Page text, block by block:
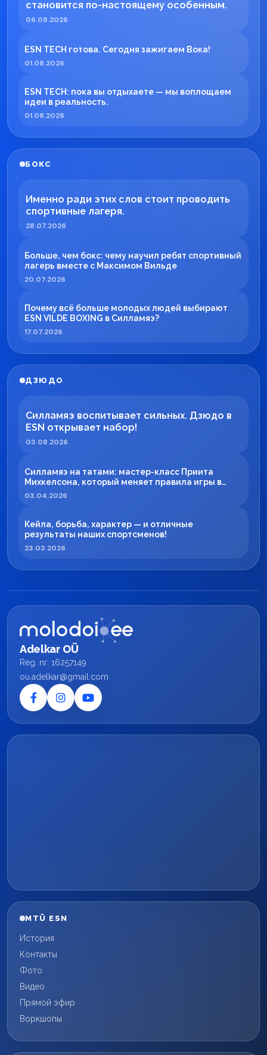
становится по-настоящему особенным.
06.08.2026
ESN TECH готова. Сегодня зажигаем Вока!
01.08.2026
ESN TECH: пока вы отдыхаете — мы воплощаем
идеи в реальность.
01.08.2026
БОКС
Именно ради этих слов стоит проводить
спортивные лагеря.
28.07.2026
Больше, чем бокс: чему научил ребят спортивный
лагерь вместе с Максимом Вильде
20.07.2026
Почему всё больше молодых людей выбирают
ESN VILDE BOXING в Силламяэ?
17.07.2026
ДЗЮДО
Силламяэ воспитывает сильных. Дзюдо в
ESN открывает набор!
03.08.2026
Силламяэ на татами: мастер-класс Приита
Михкелсона, который меняет правила игры в
регионе
03.04.2026
Кейла, борьба, характер — и отличные
результаты наших спортсменов!
23.03.2026
Adelkar OÜ
Reg. nr: 16257149
ou.adelkar@gmail.com
MTÜ ESN
История
Контакты
Фото
Видео
Прямой эфир
Воркшопы